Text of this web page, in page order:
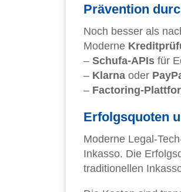
Prävention
Noch besser als
Moderne
– Schufa-APIs für
– Klarna oder
– Factoring-
Erfolgsquoten
Moderne Legal-
Inkasso. Die
traditionellen